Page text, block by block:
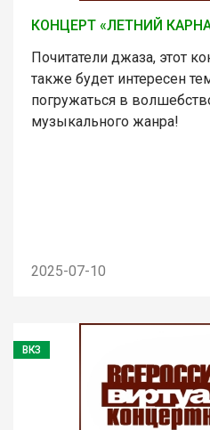
КОНЦЕРТ «ЛЕТНИЙ
Почитатели джаза, этот
также будет интересен
погружаться в
музыкального жанра!
2025-07-10
ВКЗ